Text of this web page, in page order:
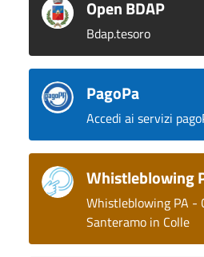
Open BDAP
Bdap.tesoro
PagoPa
Accedi ai servizi
Whistleblowing
Whistleblowing PA -
Santeramo in Colle